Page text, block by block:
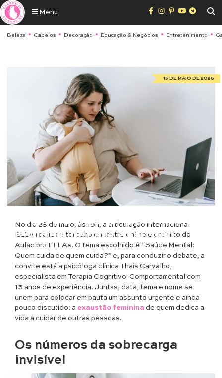
Menu
Beleza Cabelos Decoração Educação & Negócios Entretenimento
“Aulão pra ELLAs” abre inscrição
gratuita e debate exaustão
feminina
15 DE MAIO DE 2026
No dia 28 de maio, às 19h, a articulação internacional
ELLA realiza o terceiro encontro online e gratuito do
Aulão pra ELLAs. O tema escolhido é “Saúde Mental:
Quem cuida de quem cuida?” e, para conduzir o debate, a
convite está a psicóloga clínica Thaís Carvalho,
especialista em Terapia Cognitivo-Comportamental com
15 anos de experiência. Juntas, data, tema e nome se
unem para colocar em pauta um assunto urgente e ainda
pouco discutido: a exaustão feminina de quem dedica a
vida a cuidar de outras pessoas.
Os números da sobrecarga
invisível